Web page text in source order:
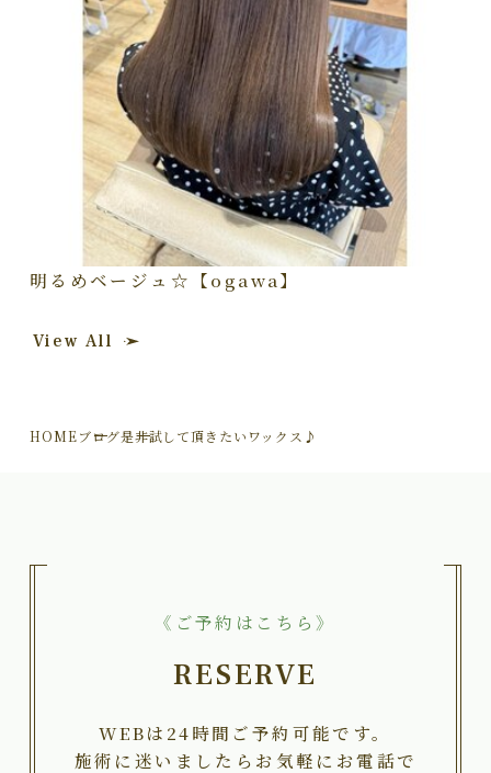
明るめベージュ☆【ogawa】
View All
HOMEブログ是非試して頂きたいワックス♪
《ご予約はこちら》
RESERVE
WEBは24時間ご予約可能です。
施術に迷いましたらお気軽にお電話で